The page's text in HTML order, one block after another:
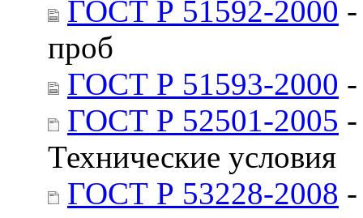
ГОСТ Р 51592-2000
проб
ГОСТ Р 51593-2000
ГОСТ Р 52501-2005
Технические условия
ГОСТ Р 53228-2008